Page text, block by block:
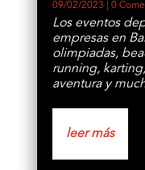
09/02/2023 | 0
Los eventos
empresas en
olimpiadas,
running,
aventura y
leer más